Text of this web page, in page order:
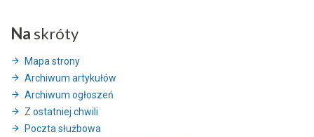
Na skróty
Mapa strony
Archiwum artykułów
Archiwum ogłoszeń
Z ostatniej chwili
Poczta służbowa